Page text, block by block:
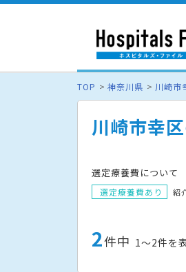
TOP 神奈川県 川崎市
川崎市幸
選定療養費について
選定療養費あり
紹
2件中 1〜2件を